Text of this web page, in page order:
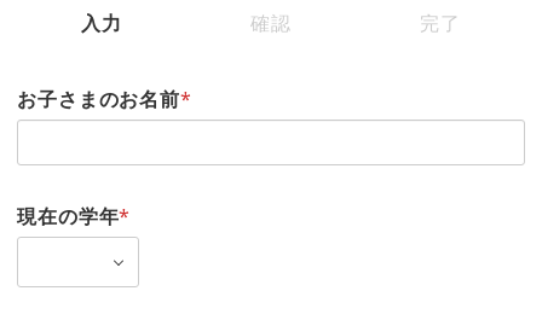
入力
確認
完了
お子さまのお名前*
現在の学年*